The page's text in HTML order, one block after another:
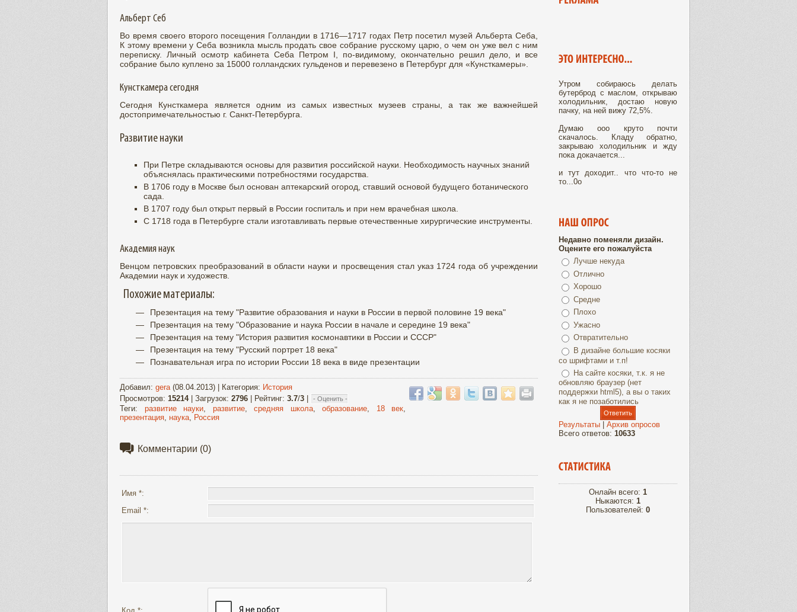
Альберт Себ
Во время своего второго посещения Голландии в 1716—1717 годах Петр посетил музей Альберта Себа,
К этому времени у Себа возникла мысль продать свое собрание русскому царю, о чем он уже вел с ним
переписку. Личный осмотр кабинета Себа Петром I, по-видимому, окончательно решил дело, и все
собрание было куплено за 15000 голландских гульденов и перевезено в Петербург для «Кунсткамеры».
Кунсткамера сегодня
Сегодня Кунсткамера является одним из самых известных музеев страны, а так же важнейшей
достопримечательностью г. Санкт-Петербурга.
Развитие науки
При Петре складываются основы для развития российской науки. Необходимость научных знаний
объяснялась практическими потребностями государства.
В 1706 году в Москве был основан аптекарский огород, ставший основой будущего ботанического
сада.
В 1707 году был открыт первый в России госпиталь и при нем врачебная школа.
С 1718 года в Петербурге стали изготавливать первые отечественные хирургические инструменты.
Академия наук
Венцом петровских преобразований в области науки и просвещения стал указ 1724 года об учреждении
Академии наук и художеств.
Похожие материалы:
Презентация на тему "Развитие образования и науки в России в первой половине 19 века"
Презентация на тему "Образование и наука России в начале и середине 19 века"
Презентация на тему "История развития космонавтики в России и СССР"
Презентация на тему "Русский портрет 18 века"
Познавательная игра по истории России 18 века в виде презентации
Добавил: gera (08.04.2013) | Категория: История
Просмотров: 15214| Загрузок: 2796 | Рейтинг: 3.7/3 |
Теги: развитие науки развитие, средняя школа, образование 18 век
презентация наука Россия
Комментарии (0)
Имя *:
Email *:
Утром собираюсь делать
бутерброд с маслом, открываю
холодильник, достаю новую
пачку, на ней вижу 72,5%.
Думаю ооо круто почти
скачалось. Кладу обратно,
закрываю холодильник и жду
пока докачается...
и тут доходит.. что что-то не
то...0о
Недавно поменяли дизайн.
Оцените его пожалуйста
Лучше некуда
Отлично
Хорошо
Средне
Плохо
Ужасно
Отвратительно
В дизайне большие косяки
со шрифтами и т.п!
На сайте косяки, т.к. я не
обновляю браузер (нет
поддержки html5), а вы о таких
как я не позаботились
Результаты
Архив опросов
Всего ответов: 10633
Онлайн всего: 1
Ныкаются: 1
Пользователей: 0